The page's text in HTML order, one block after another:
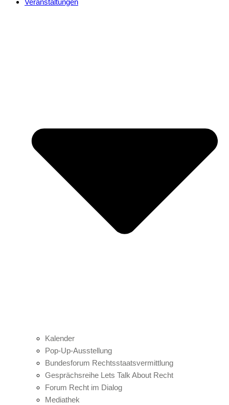
Veranstaltungen
Kalender
Pop-Up-Ausstellung
Bundesforum Rechtsstaatsvermittlung
Gesprächsreihe Lets Talk About Recht
Forum Recht im Dialog
Mediathek